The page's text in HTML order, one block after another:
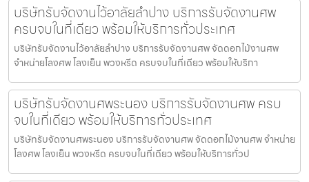
บริษัทรับจัดงานไว้อาลัยลำปาง บริการรับจัดงานศพ
ครบจบในที่เดียว พร้อมให้บริการทั่วประเทศ
บริษัทรับจัดงานไว้อาลัยลำปาง บริการรับจัดงานศพ จัดดอกไม้งานศพ
จำหน่ายโลงศพ โลงเย็น พวงหรีด ครบจบในที่เดียว พร้อมให้บริกา
บริษัทรับจัดงานศพระนอง บริการรับจัดงานศพ ครบ
จบในที่เดียว พร้อมให้บริการทั่วประเทศ
บริษัทรับจัดงานศพระนอง บริการรับจัดงานศพ จัดดอกไม้งานศพ จำหน่าย
โลงศพ โลงเย็น พวงหรีด ครบจบในที่เดียว พร้อมให้บริการทั่วป